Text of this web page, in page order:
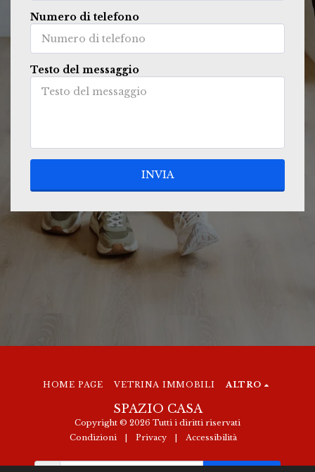
Numero di telefono
Testo del messaggio
INVIA
SPAZIO CASA
Copyright © 2026 Tutti i diritti riservati
Condizioni
Privacy Accessibilità
HOME PAGE VETRINA IMMOBILI ALTRO